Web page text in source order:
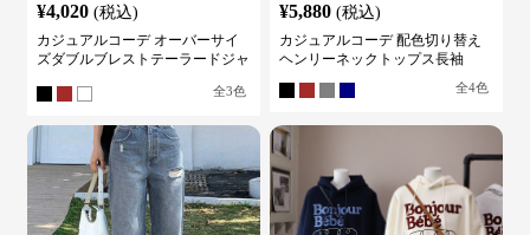
¥4,020 (税込)
カジュアルコーデ オーバーサイ
ズダブルブレストテーラードジャ
全3色
¥5,880 (税込)
カジュアルコーデ 配色切り替え
ヘンリーネックトップス長袖
全4色